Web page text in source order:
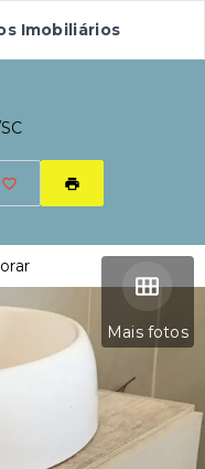
Imobiliários
Mais fotos